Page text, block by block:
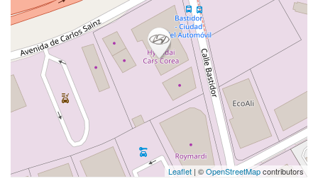
Leaflet | ©OpenStreetMapcontributors